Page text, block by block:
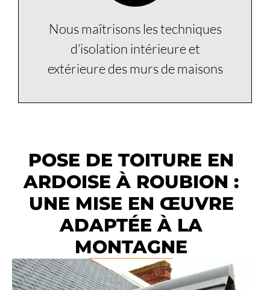
Nous maîtrisons les techniques
d’isolation intérieure et
extérieure des murs de maisons
POSE DE TOITURE EN
ARDOISE À ROUBION :
UNE MISE EN ŒUVRE
ADAPTÉE À LA
MONTAGNE